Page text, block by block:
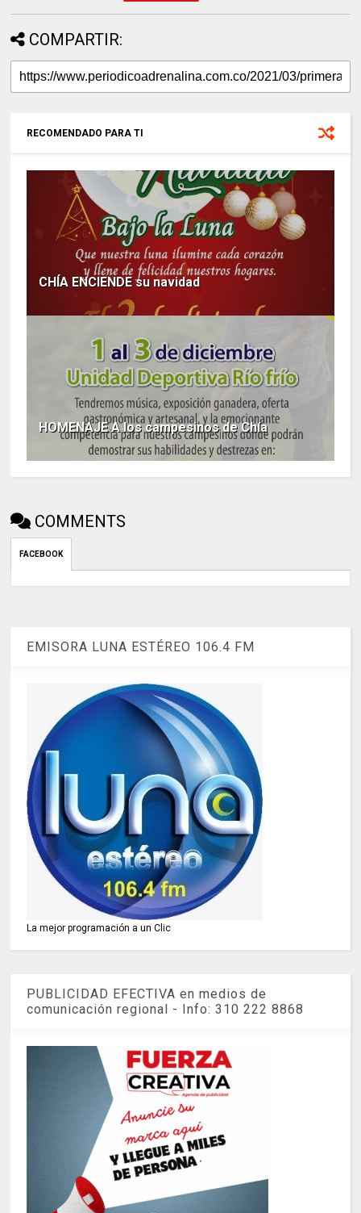
COMPARTIR:
RECOMENDADO PARA TI
CHÍA ENCIENDE su navidad
HOMENAJE A los campesinos de Chía
COMMENTS
FACEBOOK
EMISORA LUNA ESTÉREO 106.4 FM
La mejor programación a un Clic
PUBLICIDAD EFECTIVA en medios de
comunicación regional - Info: 310 222 8868